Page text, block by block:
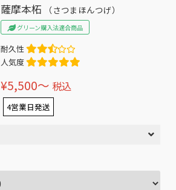
薩摩本柘 （さつまほんつげ）
グリーン購入法適合商品
耐久性
人気度
¥5,500〜 税込
4営業日発送